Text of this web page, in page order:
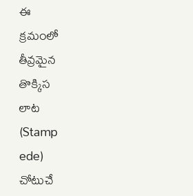
ఈ
క్రమంలో
తీవ్రమైన
తొక్కిస
లాట
(Stamp
ede)
చోటుచే